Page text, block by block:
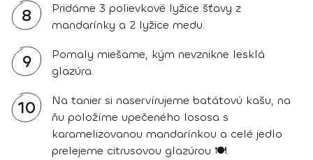
8
Pridáme 3 polievkové lyžice šťavy z
mandarínky a 2 lyžice medu.
9
Pomaly miešame, kým nevznikne lesklá
glazúra.
10
Na tanier si naservírujeme batátovú kašu, na
ňu položíme upečeného lososa s
karamelizovanou mandarínkou a celé jedlo
prelejeme citrusovou glazúrou 🍽️.